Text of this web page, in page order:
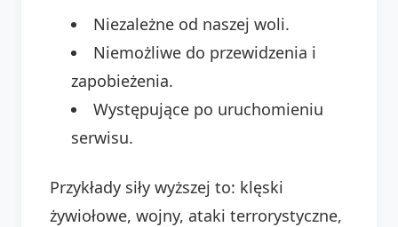
Niezależne od naszej woli.
Niemożliwe do przewidzenia i
zapobieżenia.
Występujące po uruchomieniu
serwisu.
Przykłady siły wyższej to: klęski
żywiołowe, wojny, ataki terrorystyczne,